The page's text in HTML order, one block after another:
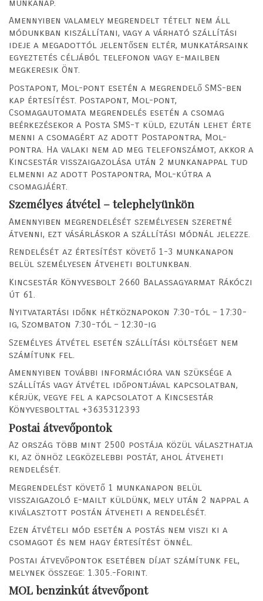
munkanap.
Amennyiben valamely megrendelt tételt nem áll
módunkban kiszállítani, vagy a várható szállítási
ideje a megadottól jelentősen eltér, munkatársaink
egyeztetés céljából telefonon vagy e-mailben
megkeresik Önt.
Postapont, Mol-pont esetén a megrendelő SMS-ben
kap értesítést. Postapont, Mol-pont,
Csomagautomata megrendelés esetén a csomag
beérkezésekor a Posta SMS-t küld, ezután lehet érte
menni a csomagért az adott Postapontra, Mol-
pontra. Ha valaki nem ad meg telefonszámot, akkor a
Kincsestár visszaigazolása után 2 munkanappal tud
elmenni az adott Postapontra, Mol-kútra a
csomagjáért.
Személyes átvétel – telephelyünkön
Amennyiben megrendelését személyesen szeretné
átvenni, ezt vásárláskor a szállítási módnál jelezze.
Rendelését az értesítést követő 1-3 munkanapon
belül személyesen átveheti boltunkban.
Kincsestár Könyvesbolt 2660 Balassagyarmat Rákóczi
út 61.
Nyitvatartási időnk hétköznapokon 7:30-tól – 17:30-
ig, Szombaton 7:30-tól – 12:30-ig
Személyes átvétel esetén szállítási költséget nem
számítunk fel.
Amennyiben további információra van szüksége a
szállítás vagy átvétel időpontjával kapcsolatban,
kérjük, vegye fel a kapcsolatot a Kincsestár
Könyvesbolttal +3635312393
Postai átvevőpontok
Az ország több mint 2500 postája közül választhatja
ki, az önhöz legközelebbi postát, ahol átveheti
rendelését.
Megrendelést követő 1 munkanapon belül
visszaigazoló e-mailt küldünk, mely után 2 nappal a
kiválasztott postán átveheti a rendelését.
Ezen átvételi mód esetén a postás nem viszi ki a
csomagot és nem hagy értesítést önnél.
Postai átvevőpontok esetében díjat számítunk fel,
melynek összege: 1.305.-Forint.
MOL benzinkút átvevőpont